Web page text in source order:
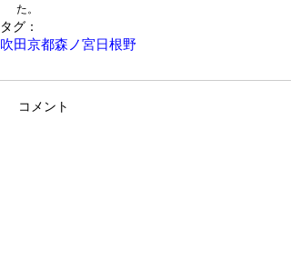
た。
タグ：
吹田京都森ノ宮日根野
コメント